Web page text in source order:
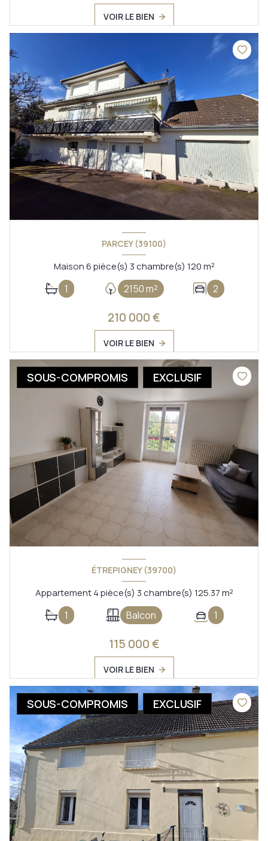
VOIR LE BIEN
PARCEY (39100)
Maison 6 pièce(s) 3 chambre(s) 120 m²
1 2150 m² 2
210 000 €
VOIR LE BIEN
SOUS-COMPROMIS EXCLUSIF
ÉTREPIGNEY (39700)
Appartement 4 pièce(s) 3 chambre(s) 125.37 m²
1 Balcon 1
115 000 €
VOIR LE BIEN
SOUS-COMPROMIS EXCLUSIF